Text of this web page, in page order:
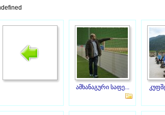
ამხანაგური საფე...